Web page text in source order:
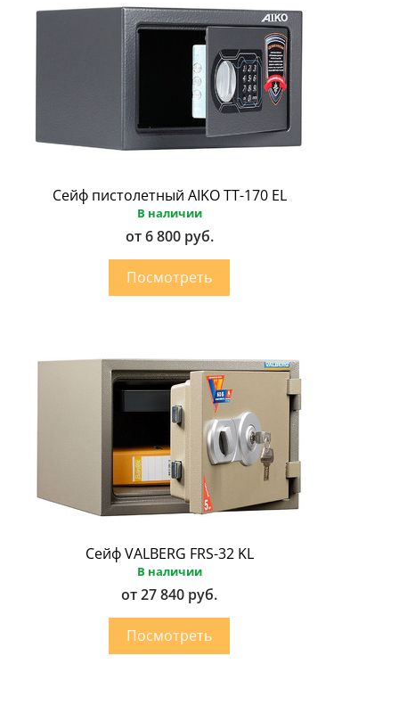
Сейф пистолетный AIKO ТТ-170 EL
В наличии
от 6 800 руб.
Сейф VALBERG FRS-32 KL
В наличии
от 27 840 руб.